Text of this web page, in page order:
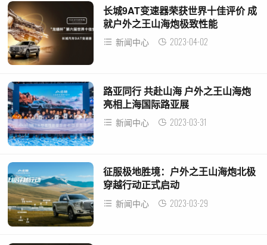
长城9AT变速器荣获世界十佳评价 成
就户外之王山海炮极致性能
新闻中心 2023-04-02
路亚同行 共赴山海 户外之王山海炮
亮相上海国际路亚展
新闻中心 2023-03-31
征服极地胜境：户外之王山海炮北极
穿越行动正式启动
新闻中心 2023-03-29